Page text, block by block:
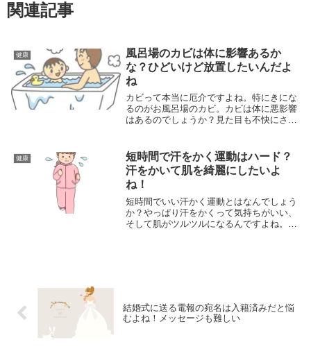
関連記事
健康
風呂場のカビは体に影響あるか
な？ひどいけど放置したいんだよ
ね
カビって本当に厄介ですよね。特にきにな
るのがお風呂場のカビ。カビは体に悪影響
はあるのでしょうか？見た目も不快にさせ
えていきますよね。
健康
短時間で汗をかく運動はハード？
汗をかいて肌を綺麗にしたいよ
ね！
短時間でいい汗かく運動とはなんでしょう
か？やっぱり汗をかくって気持ちがいい、
そして肌がツルツルになるんですよね。た
結婚式に送る電報の宛名は入籍済みだと悩
むよね！メッセージも難しい